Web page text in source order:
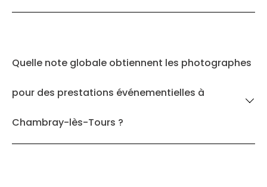
Quelle note globale obtiennent les photographes
pour des prestations événementielles à
Chambray-lès-Tours ?